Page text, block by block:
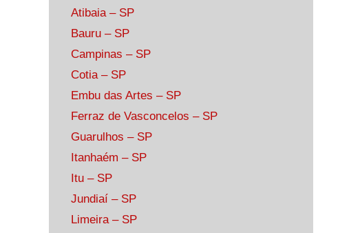
Atibaia – SP
Bauru – SP
Campinas – SP
Cotia – SP
Embu das Artes – SP
Ferraz de Vasconcelos – SP
Guarulhos – SP
Itanhaém – SP
Itu – SP
Jundiaí – SP
Limeira – SP